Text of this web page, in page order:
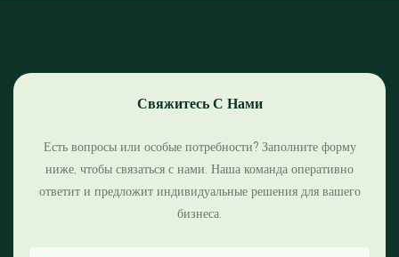
Свяжитесь С Нами
Есть вопросы или особые потребности? Заполните форму
ниже, чтобы связаться с нами. Наша команда оперативно
ответит и предложит индивидуальные решения для вашего
бизнеса.